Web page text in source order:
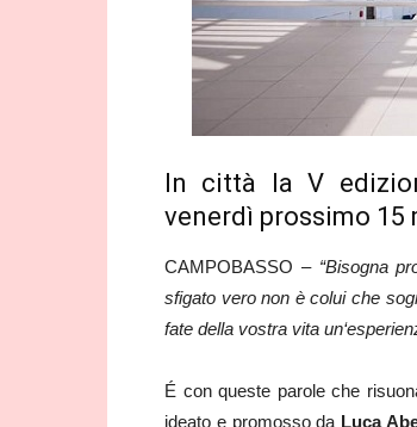
In città la V
venerdì prossimo 15
CAMPOBASSO – “Bisogna
sfigato vero non è colui che
fate della vostra vita
É con queste parole che
ideato e promosso da Luca